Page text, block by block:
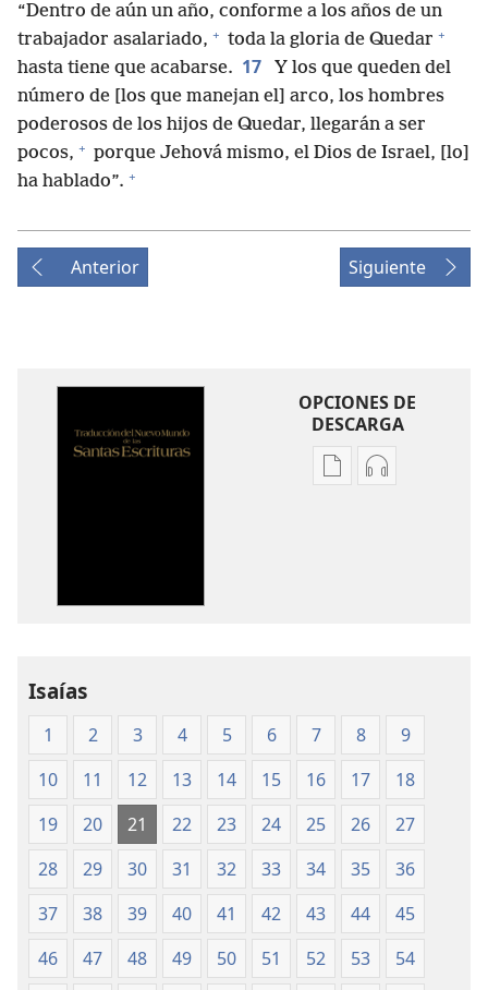
“Dentro de aún un año, conforme a los años de un
trabajador asalariado, + toda la gloria de Quedar +
hasta tiene que acabarse. 17
Y los que queden del
número de [los que manejan el] arco, los hombres
poderosos de los hijos de Quedar, llegarán a ser
pocos, + porque Jehová mismo, el Dios de Israel, [lo]
ha hablado”. +
Anterior Siguiente
OPCIONES DE
DESCARGA
Opciones
de
Santas
Escrituras
(edición
de 1987)
Opciones
de
Santas
Escrituras
(edición
de 1987)
Isaías
1 2 3 4 5 6 7 8
9
10
11 12 13 14 15 16 17
18
19
20 21 22 23 24 25 26
27
28
29 30 31 32 33 34 35
36
37
38 39 40 41 42 43 44
45
46
47 48 49 50 51 52 53
54